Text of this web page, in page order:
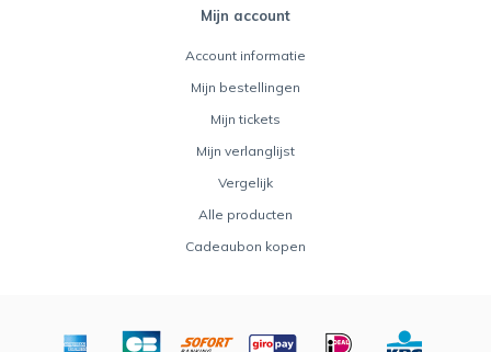
Mijn account
Account informatie
Mijn bestellingen
Mijn tickets
Mijn verlanglijst
Vergelijk
Alle producten
Cadeaubon kopen